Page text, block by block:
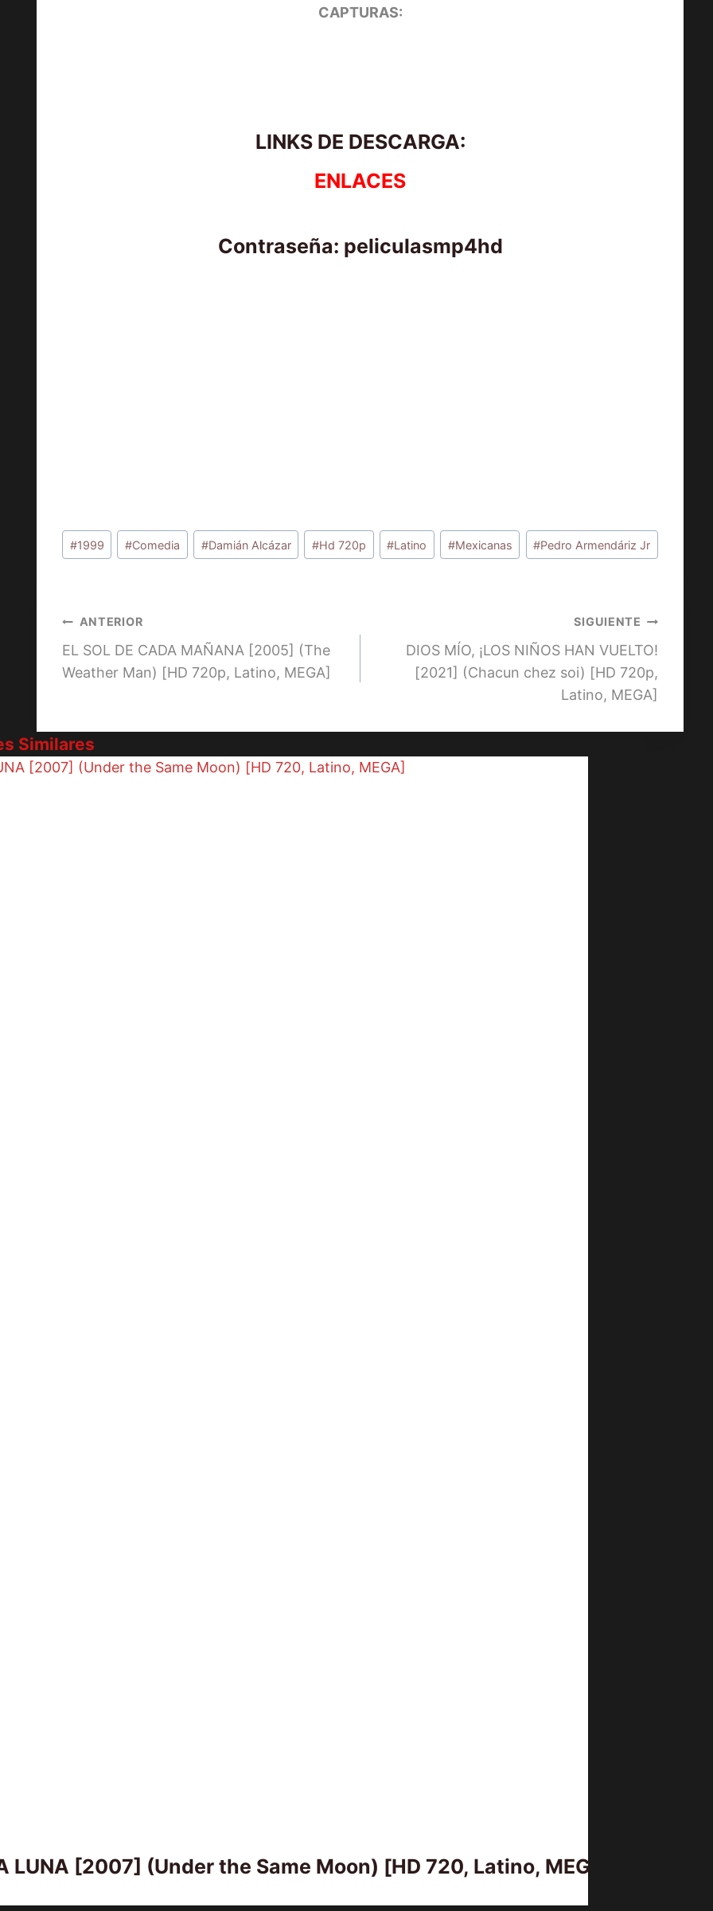
CAPTURAS:
LINKS DE DESCARGA:
ENLACES
Contraseña: peliculasmp4hd
Etiquetas
de
#1999 #Comedia #Damián Alcázar #Hd 720p #Latino #Mexicanas #Pedro Armendáriz Jr
Navegación
de
ANTERIOR
EL SOL DE CADA MAÑANA [2005] (The
Weather Man) [HD 720p, Latino, MEGA]
SIGUIENTE
DIOS MÍO, ¡LOS NIÑOS HAN VUELTO!
[2021] (Chacun chez soi) [HD 720p,
Latino, MEGA]
Similares
LUNA [2007] (Under the Same Moon) [HD 720, Latino, MEGA]